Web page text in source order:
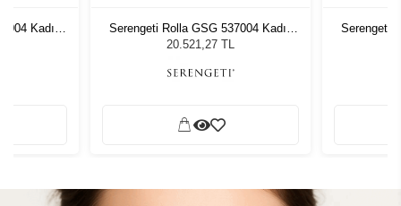
Kadın
Serengeti Rolla GSG 537004 Kadın
Güneş Gözlüğü
20.521,27 TL
Serengeti